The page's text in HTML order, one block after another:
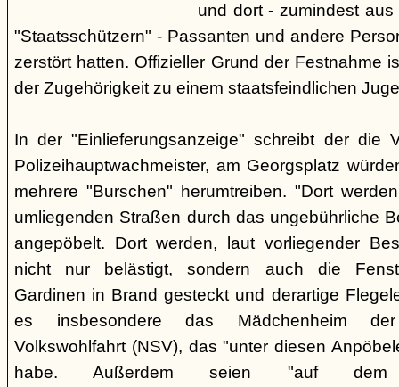
und dort - zumindest
"Staatsschützern" - Passanten und andere
zerstört hatten. Offizieller Grund der Festnahme
der Zugehörigkeit zu einem staatsfeindlichen
In der "Einlieferungsanzeige" schreibt der die
Polizeihauptwachmeister, am Georgsplatz
mehrere "Burschen" herumtreiben. "Dort
umliegenden Straßen durch das ungebührliche
angepöbelt. Dort werden, laut vorliegender
nicht nur belästigt, sondern auch die
Gardinen in Brand gesteckt und derartige
es insbesondere das Mädchenheim der
Volkswohlfahrt (NSV), das "unter diesen
habe. Außerdem seien "auf dem